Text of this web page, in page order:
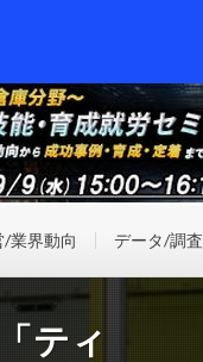
/業界動向 データ/調査
ティ